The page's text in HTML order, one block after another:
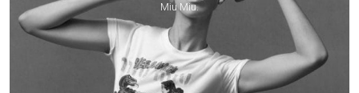
Miu Miu.